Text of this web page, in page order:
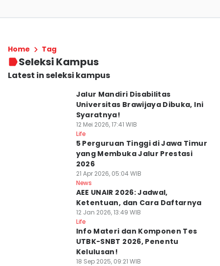
Home Tag
Seleksi Kampus
Latest in seleksi kampus
Jalur Mandiri Disabilitas
Universitas Brawijaya Dibuka, Ini
Syaratnya!
12 Mei 2026, 17:41 WIB
Life
5 Perguruan Tinggi di Jawa Timur
yang Membuka Jalur Prestasi
2026
21 Apr 2026, 05:04 WIB
News
AEE UNAIR 2026: Jadwal,
Ketentuan, dan Cara Daftarnya
12 Jan 2026, 13:49 WIB
Life
Info Materi dan Komponen Tes
UTBK-SNBT 2026, Penentu
Kelulusan!
18 Sep 2025, 09:21 WIB